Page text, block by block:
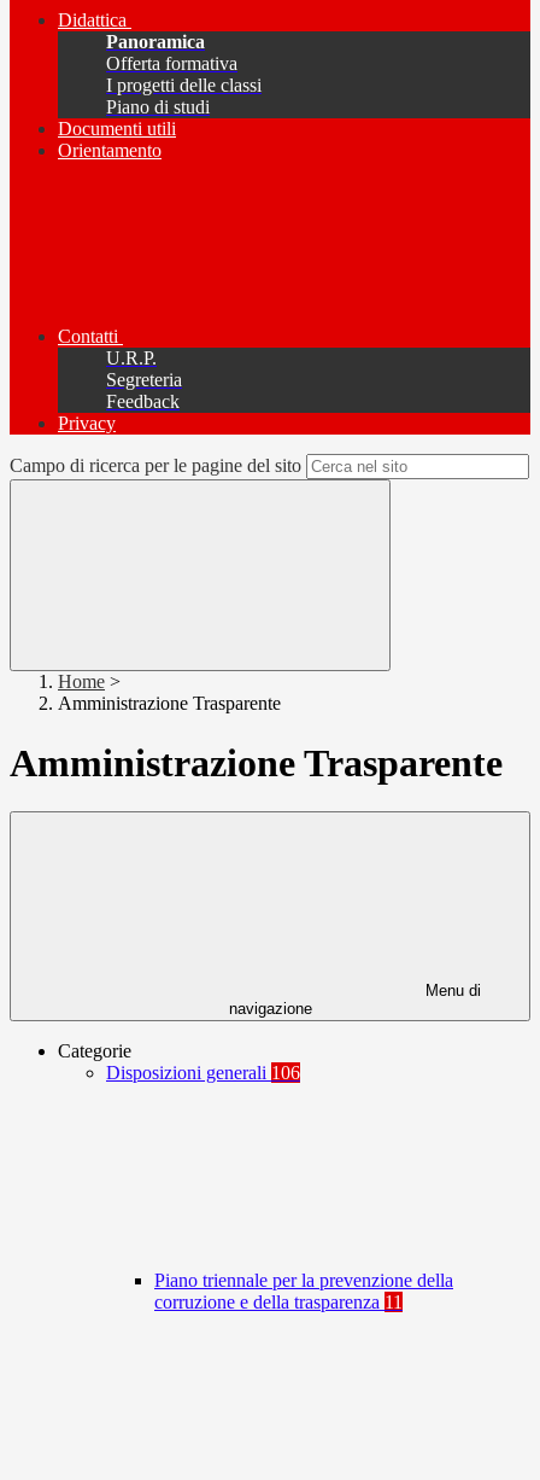
Didattica
Panoramica
Offerta formativa
I progetti delle classi
Piano di studi
Documenti utili
Orientamento
Contatti
U.R.P.
Segreteria
Feedback
Privacy
Campo di ricerca per le pagine del sito
Home >
Amministrazione Trasparente
Amministrazione Trasparente
Menu di
navigazione
Categorie
Disposizioni generali 106
Piano triennale per la prevenzione della
corruzione e della trasparenza 11